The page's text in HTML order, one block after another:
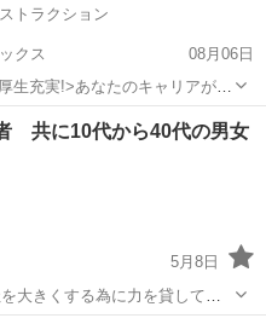
トラクション
クス
08月06日
生充実!>あなたのキャリアが活
です 40代・50代・60代の方
土木施工管理の経験を活かし、
共に10代から40代の男女
5月8日